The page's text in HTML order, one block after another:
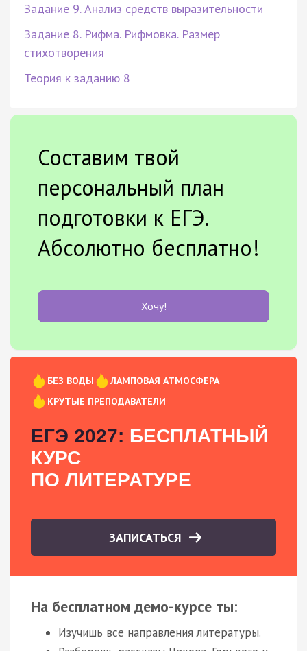
Задание 9. Анализ средств выразительности
Задание 8. Рифма. Рифмовка. Размер
стихотворения
Теория к заданию 8
Составим твой
персональный план
подготовки к ЕГЭ.
Абсолютно бесплатно!
Хочу!
БЕЗ ВОДЫ
ЛАМПОВАЯ АТМОСФЕРА
КРУТЫЕ ПРЕПОДАВАТЕЛИ
ЕГЭ 2027: БЕСПЛАТНЫЙ
КУРС
ПО ЛИТЕРАТУРЕ
ЗАПИСАТЬСЯ
На бесплатном демо-курсе ты:
Изучишь все направления литературы.